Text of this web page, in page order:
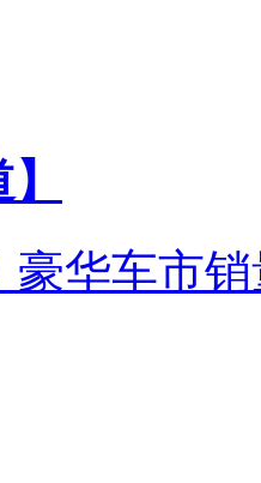
豪华车市